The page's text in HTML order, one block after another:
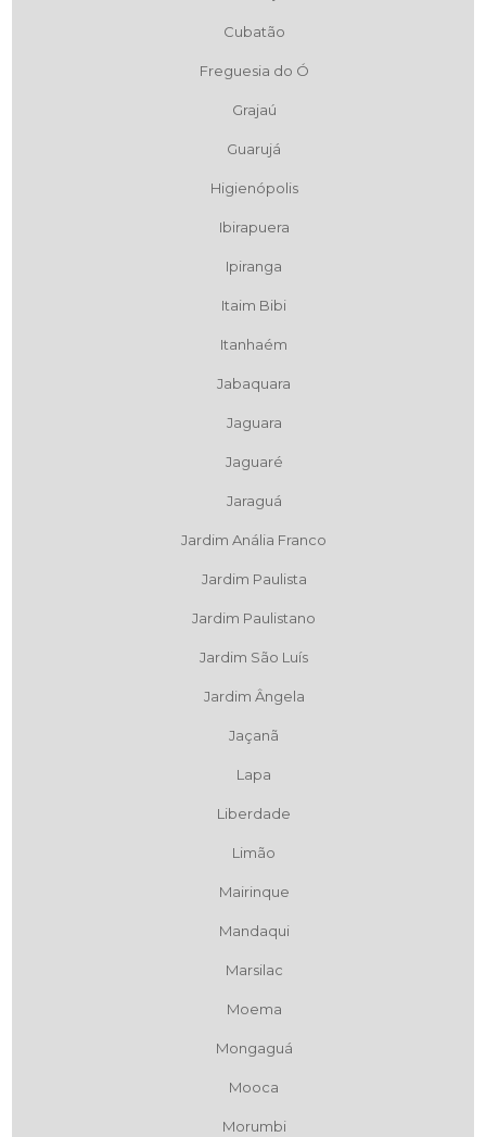
Cubatão
Freguesia do Ó
Grajaú
Guarujá
Higienópolis
Ibirapuera
Ipiranga
Itaim Bibi
Itanhaém
Jabaquara
Jaguara
Jaguaré
Jaraguá
Jardim Anália Franco
Jardim Paulista
Jardim Paulistano
Jardim São Luís
Jardim Ângela
Jaçanã
Lapa
Liberdade
Limão
Mairinque
Mandaqui
Marsilac
Moema
Mongaguá
Mooca
Morumbi